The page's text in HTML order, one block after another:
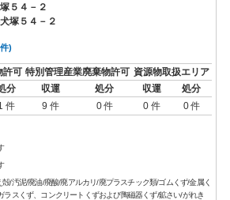
５４－２
塚５４－２
)
許可 特別管理産業廃棄物許可 資源物取扱エリア
分 収運 処分 収運
処分
件 9 件 0 件 0 件 0 件
殻/汚泥/廃油/廃酸/廃アルカリ/廃プラスチック類/ゴムくず/金属く
ラスくず、コンクリートくずおよび陶磁器くず/鉱さい/がれき